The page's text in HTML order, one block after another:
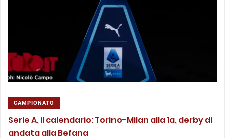
CAMPIONATO
Serie A, il calendario: Torino-Milan alla 1a, derby di
andata alla Befana